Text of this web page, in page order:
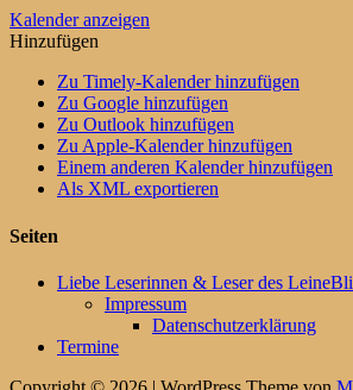
Kalender anzeigen
Hinzufügen
Zu Timely-Kalender hinzufügen
Zu Google hinzufügen
Zu Outlook hinzufügen
Zu Apple-Kalender hinzufügen
Einem anderen Kalender hinzufügen
Als XML exportieren
Seiten
Liebe Leserinnen & Leser des
Impressum
Datenschutzerklärung
Termine